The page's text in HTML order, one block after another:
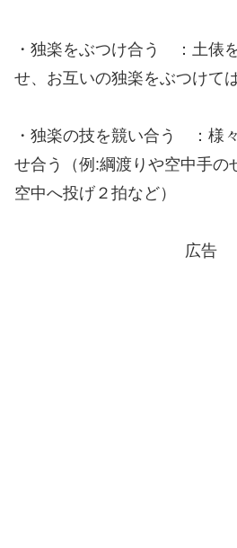
・独楽をぶつけ合う ：土俵
せ、お互いの独楽をぶつけて
・独楽の技を競い合う ：様
せ合う（例:綱渡りや空中手の
空中へ投げ２拍など）
広告